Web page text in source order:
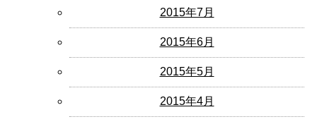
2015年7月
2015年6月
2015年5月
2015年4月